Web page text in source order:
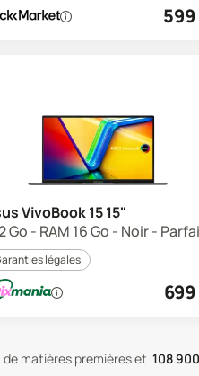
599
VivoBook 15 15"
Go - RAM 16 Go - Noir -
légales
699
de matières premièreset 108 900